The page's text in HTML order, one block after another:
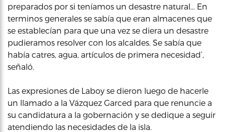
preparados por si teníamos un desastre natural… En
terminos generales se sabía que eran almacenes que
se establecían para que una vez se diera un desastre
pudieramos resolver con los alcaldes. Se sabía que
había catres, agua, artículos de primera necesidad’,
señaló.
Las expresiones de Laboy se dieron luego de hacerle
un llamado a la Vázquez Garced para que renuncie a
su candidatura a la gobernación y se dedique a seguir
atendiendo las necesidades de la isla.